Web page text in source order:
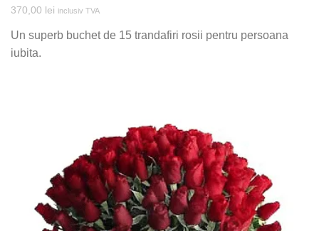
370,00 lei inclusiv TVA
Un superb buchet de 15 trandafiri rosii pentru persoana
iubita.